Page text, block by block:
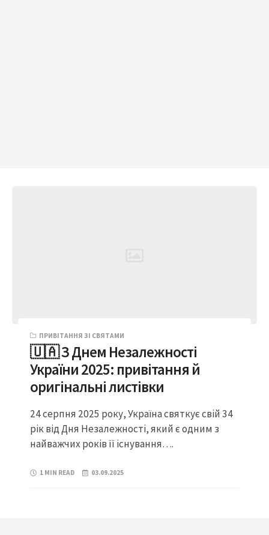
ПРИВІТАННЯ ЗІ СВЯТАМИ
🇺🇦 З Днем Незалежності
України 2025: привітання й
оригінальні листівки
24 серпня 2025 року, Україна святкує свій 34
рік від Дня Незалежності, який є одним з
найважчих років її існування….
1 MIN READ 03.09.2025